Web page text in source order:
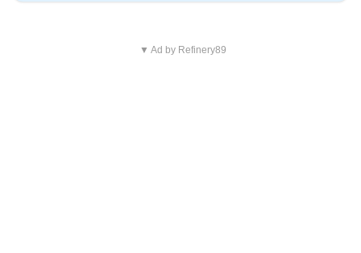
▼ Ad by Refinery89